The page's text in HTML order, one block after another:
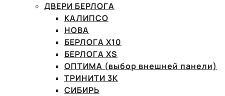
ДВЕРИ БЕРЛОГА
КАЛИПСО
НОВА
БЕРЛОГА Х10
БЕРЛОГА XS
ОПТИМА (выбор внешней панели)
ТРИНИТИ 3К
СИБИРЬ